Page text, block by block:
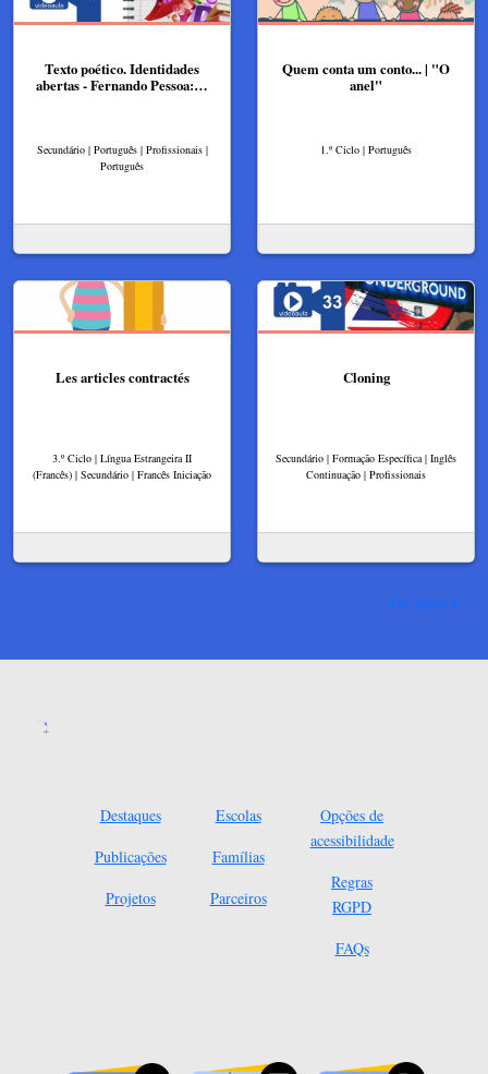
Texto poético. Identidades
abertas - Fernando Pessoa:…
Secundário | Português | Profissionais |
Português
Quem conta um conto... | "O
anel"
1.º Ciclo | Português
Les articles contractés
3.º Ciclo | Língua Estrangeira II
(Francês) | Secundário | Francês Iniciação
Cloning
Secundário | Formação Específica | Inglês
Continuação | Profissionais
Ver mais
Destaques
Publicações
Projetos
Escolas
Famílias
Parceiros
Opções de
acessibilidade
Regras
RGPD
FAQs